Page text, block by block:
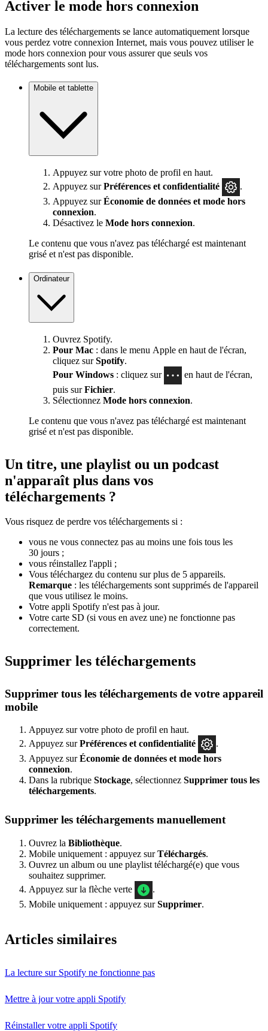
Activer le mode hors connexion
La lecture des téléchargements se lance automatiquement lorsque
vous perdez votre connexion Internet, mais vous pouvez utiliser le
mode hors connexion pour vous assurer que seuls vos
téléchargements sont lus.
Mobile et tablette
Appuyez sur votre photo de profil en haut.
Appuyez surPréférences et confidentialité
.
Appuyez surÉconomie de données et mode hors
connexion.
Désactivez le Mode hors connexion.
Le contenu que vous n'avez pas téléchargé est maintenant
grisé et n'est pas disponible.
Ordinateur
Ouvrez Spotify.
Pour Mac : dans le menu Apple en haut de l'écran,
cliquez surSpotify.
Pour Windows : cliquez sur
en haut de l'écran,
puis surFichier.
Sélectionnez Mode hors connexion.
Le contenu que vous n'avez pas téléchargé est maintenant
grisé et n'est pas disponible.
Un titre, une playlist ou un podcast
n'apparaît plus dans vos
téléchargements ?
Vous risquez de perdre vos téléchargements si :
vous ne vous connectez pas au moins une fois tous les
30 jours ;
vous réinstallez l'appli ;
Vous téléchargez du contenu sur plus de 5 appareils.
Remarque : les téléchargements sont supprimés de l'appareil
que vous utilisez le moins.
Votre appli Spotify n'est pas à jour.
Votre carte SD (si vous en avez une) ne fonctionne pas
correctement.
Supprimer les téléchargements
Supprimer tous les téléchargements de votre appareil
mobile
Appuyez sur votre photo de profil en haut.
Appuyez surPréférences et confidentialité
.
Appuyez surÉconomie de données et mode hors
connexion.
Dans la rubrique Stockage, sélectionnez Supprimer tous les
téléchargements.
Supprimer les téléchargements manuellement
Ouvrez la Bibliothèque.
Mobile uniquement : appuyez surTéléchargés.
Ouvrez un album ou une playlist téléchargé(e) que vous
souhaitez supprimer.
Appuyez sur la flèche verte
.
Mobile uniquement : appuyez surSupprimer.
Articles similaires
La lecture sur Spotify ne fonctionne pas
Mettre à jour votre appli Spotify
Réinstaller votre appli Spotify